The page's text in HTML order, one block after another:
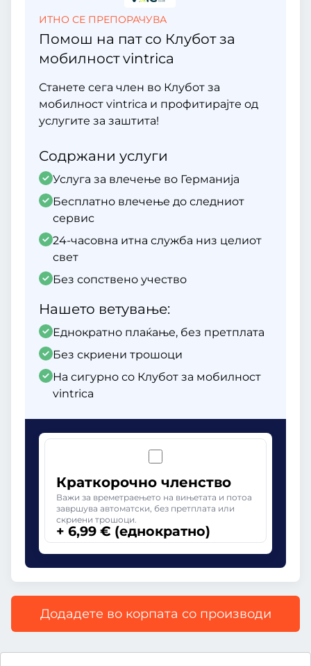
ИТНО СЕ ПРЕПОРАЧУВА
Помош на пат со Клубот за
мобилност vintrica
Станете сега член во Клубот за
мобилност vintrica и профитирајте од
услугите за заштита!
Содржани услуги
Услуга за влечење во Германија
Бесплатно влечење до следниот
сервис
24-часовна итна служба низ целиот
свет
Без сопствено учество
Нашето ветување:
Еднократно плаќање, без претплата
Без скриени трошоци
На сигурно со Клубот за мобилност
vintrica
Краткорочно членство
Важи за времетраењето на вињетата и потоа
завршува автоматски, без претплата или
скриени трошоци.
+ 6,99 € (еднократно)
Додадете во корпата со производи
Сите цени со вклучен законски ДДВ.